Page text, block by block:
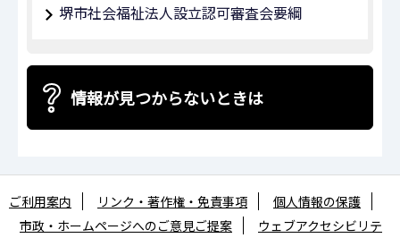
堺市社会福祉法人設立認可審査会要綱
情報が見つからないときは
ご利用案内 リンク・著作権・免責事項
個人情報の保護
市政・ホームページへのご意見ご提案
ウェブアクセシビリテ